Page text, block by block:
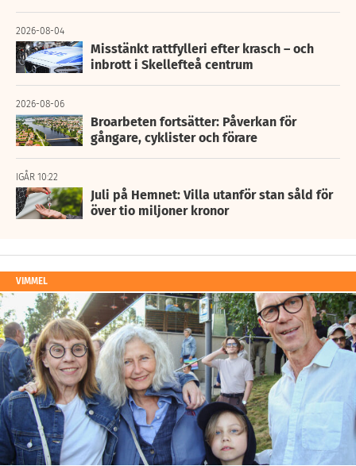
2026-08-04
Misstänkt rattfylleri efter krasch – och
inbrott i Skellefteå centrum
2026-08-06
Broarbeten fortsätter: Påverkan för
gångare, cyklister och förare
IGÅR 10:22
Juli på Hemnet: Villa utanför stan såld för
över tio miljoner kronor
VIMMEL